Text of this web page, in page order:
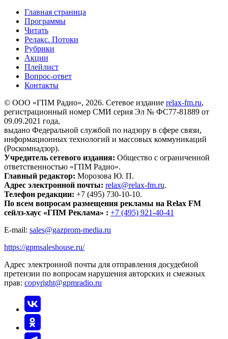
Главная страница
Программы
Читать
Релакс. Потоки
Рубрики
Акции
Плейлист
Вопрос-ответ
Контакты
© ООО «ГПМ Радио», 2026. Сетевое издание relax-fm.ru,
регистрационный номер СМИ серия Эл № ФС77-81889 от
09.09.2021 года,
выдано Федеральной службой по надзору в сфере связи,
информационных технологий и массовых коммуникаций
(Роскомнадзор).
Учредитель сетевого издания: Общество с ограниченной
ответственностью «ГПМ Радио».
Главный редактор: Морозова Ю. П.
Адрес электронной почты: relax@relax-fm.ru.
Телефон редакции: +7 (495) 730-10-10.
По всем вопросам размещения рекламы на Relax FM
сейлз-хаус «ГПМ Реклама» : +7 (495) 921-40-41
E-mail: sales@gazprom-media.ru
https://gpmsaleshouse.ru/
Адрес электронной почты для отправления досудебной
претензии по вопросам нарушения авторских и смежных
прав: copyright@gpmradio.ru